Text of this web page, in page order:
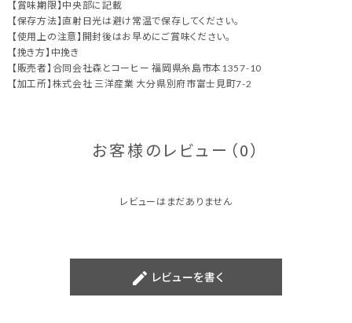
【賞味期限】中央部に記載
【保存方法】直射日光は避け常温で保存してください。
【使用上の注意】開封後はお早めにご賞味ください。
【挽き方】中挽き
【販売者】合同会社森とコーヒー 福岡県糸島市本1357-10
【加工所】株式会社 三洋産業 大分県別府市富士見町7-2
お客様のレビュー（0）
レビューはまだありません
create レビューを書く